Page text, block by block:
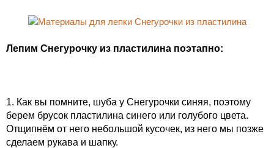
Лепим Снегурочку из пластилина поэтапно:
1. Как вы помните, шуба у Снегурочки синяя, поэтому
берем брусок пластилина синего или голубого цвета.
Отщипнём от него небольшой кусочек, из него мы позже
сделаем рукава и шапку.